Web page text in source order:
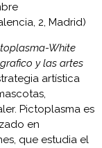
2, Madrid)
White
y las artes
artística
Pictoplasma es
en
que estudia el